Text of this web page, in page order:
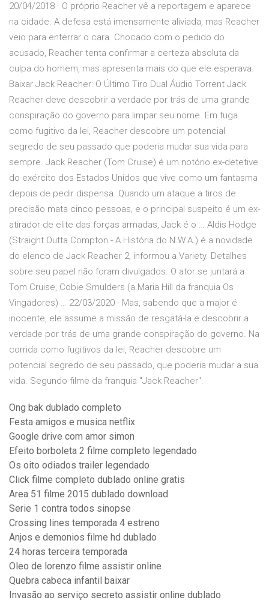
20/04/2018 · O próprio Reacher vê a reportagem e aparece
na cidade. A defesa está imensamente aliviada, mas Reacher
veio para enterrar o cara. Chocado com o pedido do
acusado, Reacher tenta confirmar a certeza absoluta da
culpa do homem, mas apresenta mais do que ele esperava.
Baixar Jack Reacher: O Último Tiro Dual Áudio Torrent Jack
Reacher deve descobrir a verdade por trás de uma grande
conspiração do governo para limpar seu nome. Em fuga
como fugitivo da lei, Reacher descobre um potencial
segredo de seu passado que poderia mudar sua vida para
sempre. Jack Reacher (Tom Cruise) é um notório ex-detetive
do exército dos Estados Unidos que vive como um fantasma
depois de pedir dispensa. Quando um ataque a tiros de
precisão mata cinco pessoas, e o principal suspeito é um ex-
atirador de elite das forças armadas, Jack é o … Aldis Hodge
(Straight Outta Compton - A História do N.W.A.) é a novidade
do elenco de Jack Reacher 2, informou a Variety. Detalhes
sobre seu papel não foram divulgados. O ator se juntará a
Tom Cruise, Cobie Smulders (a Maria Hill da franquia Os
Vingadores) … 22/03/2020 · Mas, sabendo que a major é
inocente, ele assume a missão de resgatá-la e descobrir a
verdade por trás de uma grande conspiração do governo. Na
corrida como fugitivos da lei, Reacher descobre um
potencial segredo de seu passado, que poderia mudar a sua
vida. Segundo filme da franquia "Jack Reacher".
Ong bak dublado completo
Festa amigos e musica netflix
Google drive com amor simon
Efeito borboleta 2 filme completo legendado
Os oito odiados trailer legendado
Click filme completo dublado online gratis
Area 51 filme 2015 dublado download
Serie 1 contra todos sinopse
Crossing lines temporada 4 estreno
Anjos e demonios filme hd dublado
24 horas terceira temporada
Oleo de lorenzo filme assistir online
Quebra cabeca infantil baixar
Invasão ao serviço secreto assistir online dublado